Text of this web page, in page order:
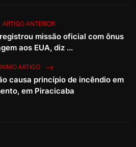
ARTIGO ANTERIOR
missão oficial com ônus
aos EUA, diz ...
ARTIGO
causa princípio de incêndio em
em Piracicaba